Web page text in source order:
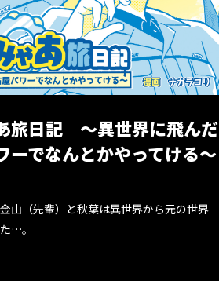
旅日記 ～異世界に飛んだ
ーでなんとかやってける～
山（先輩）と秋葉は異世界から元の世界
…。